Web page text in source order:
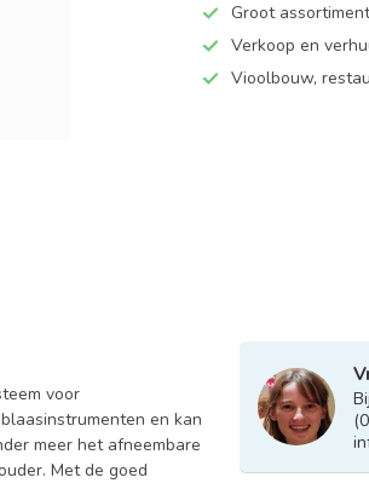
Groot
Verkoop en
Vioolbouw,
voor
en kan
meer het afneembare
Met de goed